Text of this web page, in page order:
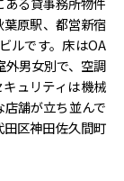
原駅、都営新宿
ルです。床はOA
外男女別で、空調
ュリティは機械
舗が立ち並んで
田区神田佐久間町